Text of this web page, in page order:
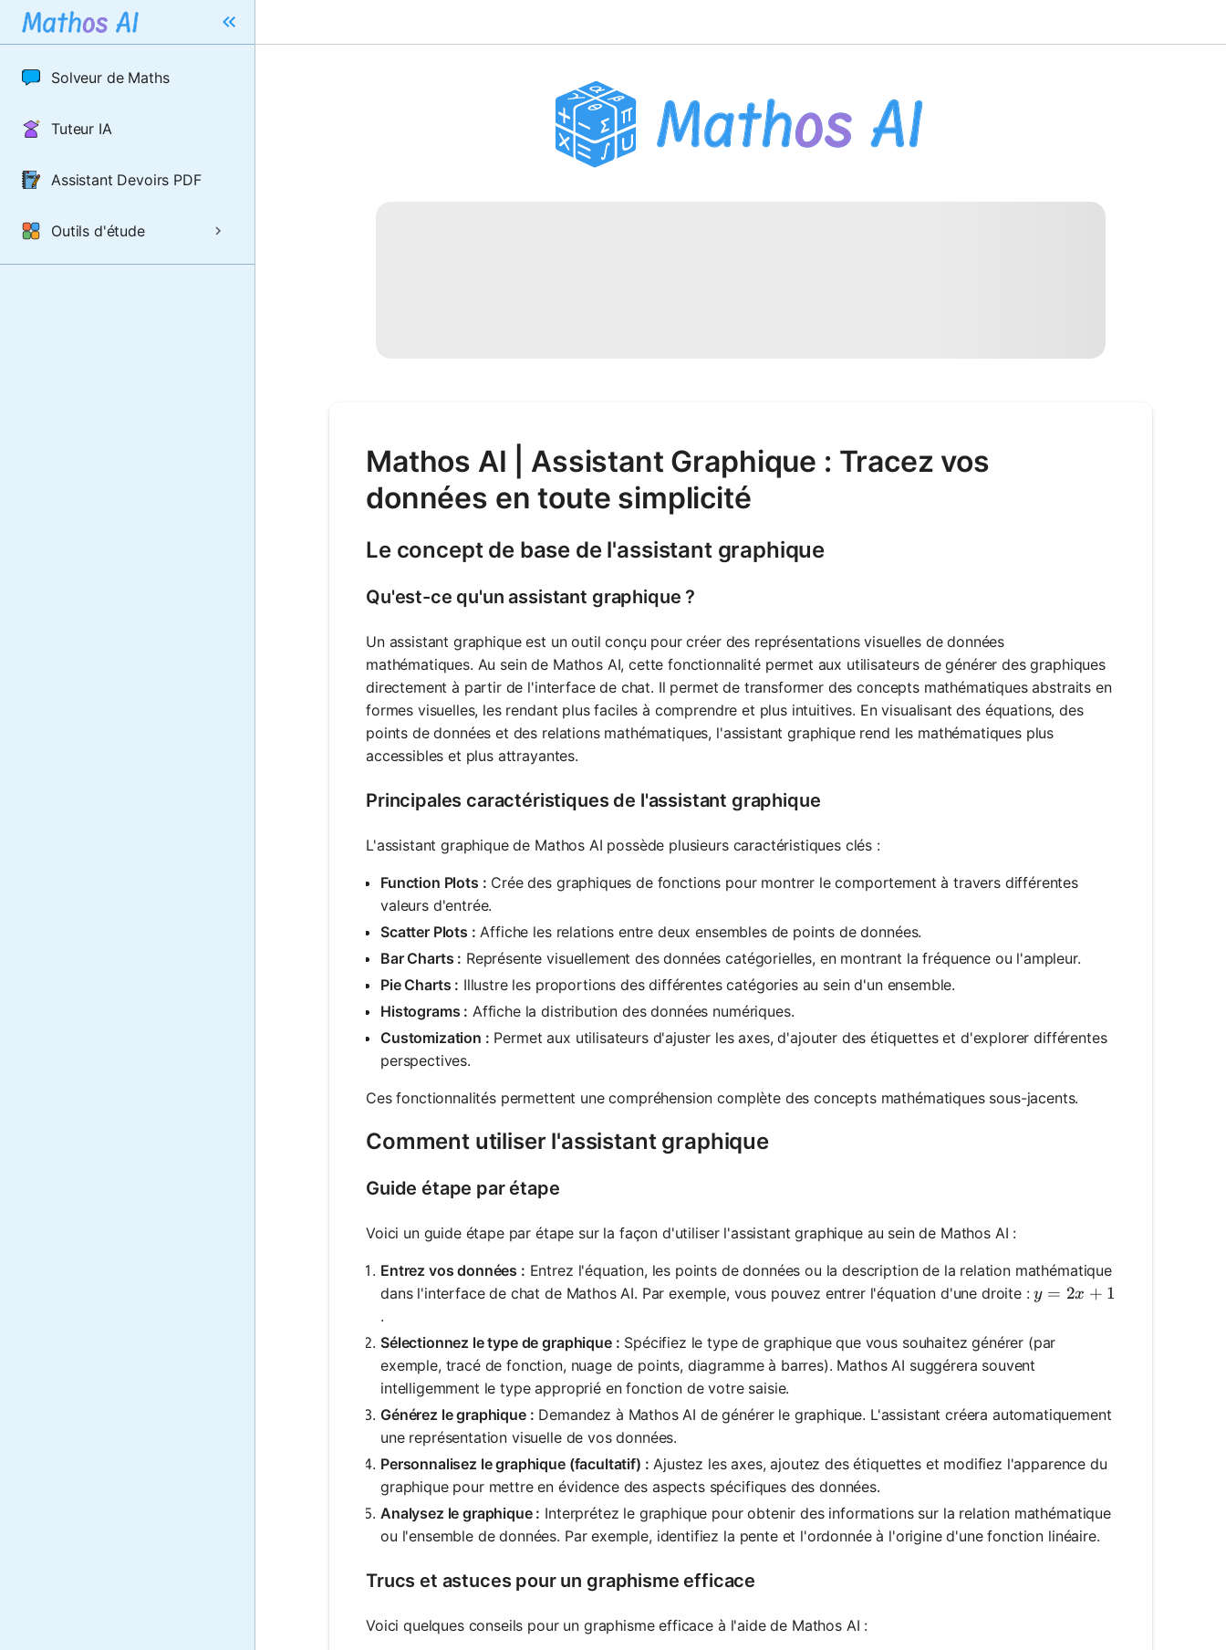
Solveur de Maths
Tuteur IA
Assistant Devoirs PDF
Outils d'étude
Mathos AI | Assistant Graphique : Tracez vos
données en toute simplicité
Le concept de base de l'assistant graphique
Qu'est-ce qu'un assistant graphique ?
Un assistant graphique est un outil conçu pour créer des représentations visuelles de données
mathématiques. Au sein de Mathos AI, cette fonctionnalité permet aux utilisateurs de générer des graphiques
directement à partir de l'interface de chat. Il permet de transformer des concepts mathématiques abstraits en
formes visuelles, les rendant plus faciles à comprendre et plus intuitives. En visualisant des équations, des
points de données et des relations mathématiques, l'assistant graphique rend les mathématiques plus
accessibles et plus attrayantes.
Principales caractéristiques de l'assistant graphique
L'assistant graphique de Mathos AI possède plusieurs caractéristiques clés :
Function Plots : Crée des graphiques de fonctions pour montrer le comportement à travers différentes
valeurs d'entrée.
Scatter Plots : Affiche les relations entre deux ensembles de points de données.
Bar Charts : Représente visuellement des données catégorielles, en montrant la fréquence ou l'ampleur.
Pie Charts : Illustre les proportions des différentes catégories au sein d'un ensemble.
Histograms : Affiche la distribution des données numériques.
Customization : Permet aux utilisateurs d'ajuster les axes, d'ajouter des étiquettes et d'explorer différentes
perspectives.
Ces fonctionnalités permettent une compréhension complète des concepts mathématiques sous-jacents.
Comment utiliser l'assistant graphique
Guide étape par étape
Voici un guide étape par étape sur la façon d'utiliser l'assistant graphique au sein de Mathos AI :
Entrez vos données : Entrez l'équation, les points de données ou la description de la relation mathématique
dans l'interface de chat de Mathos AI. Par exemple, vous pouvez entrer l'équation d'une droite :y = 2x + 1
y = 2x + 1
.
Sélectionnez le type de graphique : Spécifiez le type de graphique que vous souhaitez générer (par
exemple, tracé de fonction, nuage de points, diagramme à barres). Mathos AI suggérera souvent
intelligemment le type approprié en fonction de votre saisie.
Générez le graphique : Demandez à Mathos AI de générer le graphique. L'assistant créera automatiquement
une représentation visuelle de vos données.
Personnalisez le graphique (facultatif) : Ajustez les axes, ajoutez des étiquettes et modifiez l'apparence du
graphique pour mettre en évidence des aspects spécifiques des données.
Analysez le graphique : Interprétez le graphique pour obtenir des informations sur la relation mathématique
ou l'ensemble de données. Par exemple, identifiez la pente et l'ordonnée à l'origine d'une fonction linéaire.
Trucs et astuces pour un graphisme efficace
Voici quelques conseils pour un graphisme efficace à l'aide de Mathos AI :